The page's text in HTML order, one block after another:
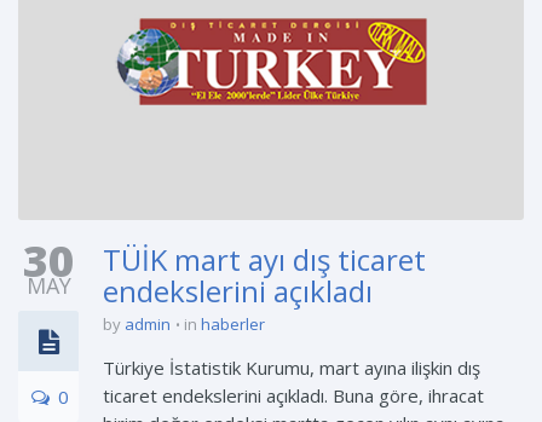
30
MAY
0
TÜİK mart ayı dış ticaret
endekslerini açıkladı
by admin in haberler
Türkiye İstatistik Kurumu, mart ayına ilişkin dış
ticaret endekslerini açıkladı. Buna göre, ihracat